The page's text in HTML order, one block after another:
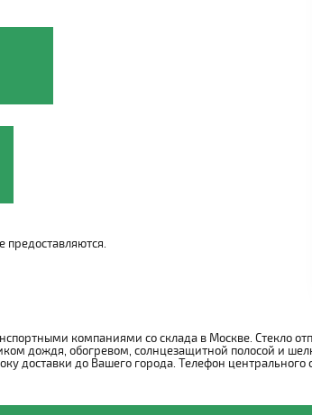
компаниями со склада в Москве. Стекло
дождя, обогревом, солнцезащитной полосой и
доставки до Вашего города. Телефон центрального